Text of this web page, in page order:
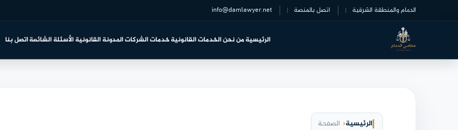
الدمام والمنطقة الشرقية اتصل بالمنصة info@damlawyer.net
الرئيسيةمن نحنالخدمات القانونيةخدمات الشركاتالمدونة القانونيةالأسئلة الشائعةاتصل بنا
الرئيسية الصفحة